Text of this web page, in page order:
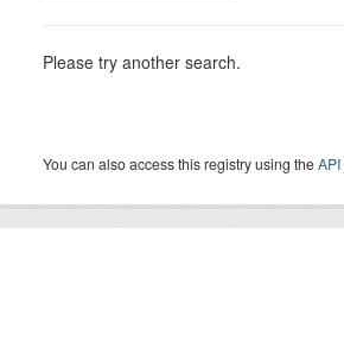
Please try another search.
You can also access this registry using theAPI